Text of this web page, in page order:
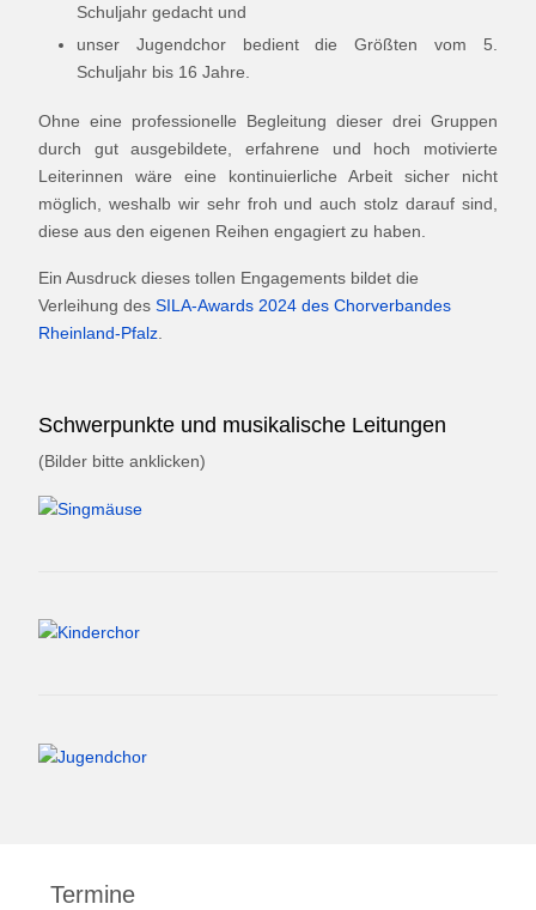
Schuljahr gedacht und
unser Jugendchor bedient die Größten vom 5.
Schuljahr bis 16 Jahre.
Ohne eine professionelle Begleitung dieser drei Gruppen
durch gut ausgebildete, erfahrene und hoch motivierte
Leiterinnen wäre eine kontinuierliche Arbeit sicher nicht
möglich, weshalb wir sehr froh und auch stolz darauf sind,
diese aus den eigenen Reihen engagiert zu haben.
Ein Ausdruck dieses tollen Engagements bildet die
Verleihung des SILA-Awards 2024 des Chorverbandes
Rheinland-Pfalz
Schwerpunkte und musikalische Leitungen
(Bilder bitte anklicken)
Termine